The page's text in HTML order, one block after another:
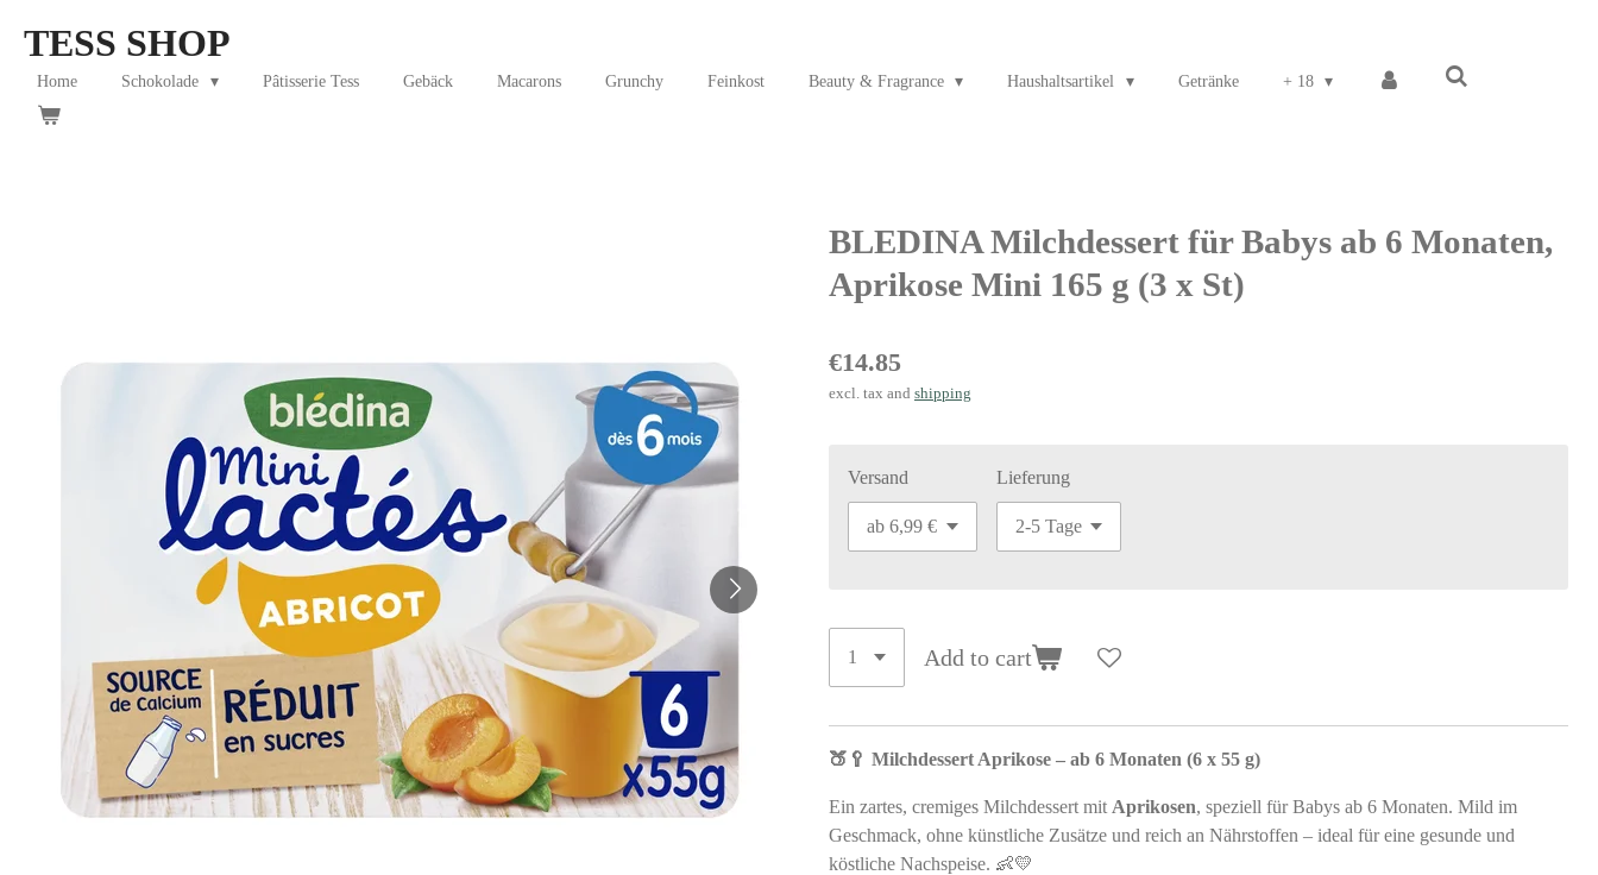
main
content
TESS SHOP
Home Schokolade Pâtisserie Tess Gebäck Macarons Grunchy Feinkost Beauty & Fragrance Haushaltsartikel Getränke + 18
BLEDINA Milchdessert für Babys ab 6 Monaten,
Aprikose Mini 165 g (3 x St)
€14.85
excl. tax and shipping
Versand Lieferung
Add to cart
🍑🥄 Milchdessert Aprikose – ab 6 Monaten (6 x 55 g)
Ein zartes, cremiges Milchdessert mit Aprikosen, speziell für Babys ab 6 Monaten. Mild im
Geschmack, ohne künstliche Zusätze und reich an Nährstoffen – ideal für eine gesunde und
köstliche Nachspeise. 👶💛